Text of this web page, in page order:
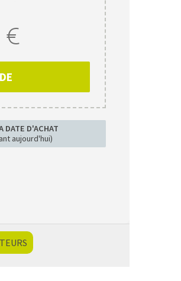
DATE D'ACHAT
aujourd'hui)